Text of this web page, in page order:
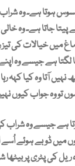
ہوتا ہے۔ وہ
جاتا ہے۔ وہ
میں خیالات کی
لگتا ہے جیسے وہ
آتا وہ کیا کہہ
ہے جیسے وہ شراب
میں ڈوبے ہوئے اُسے
کی پٹری پر بیٹھا